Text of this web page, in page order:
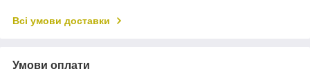
Всі умови доставки
Умови оплати